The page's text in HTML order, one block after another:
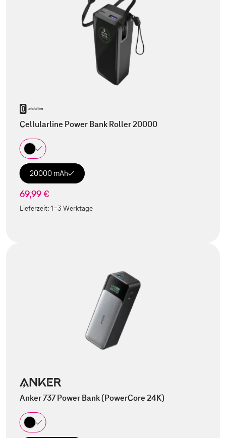
Cellularline Power Bank Roller 20000
20000 mAh
69,99 €
Lieferzeit:1-3 Werktage
Anker 737 Power Bank (PowerCore 24K)